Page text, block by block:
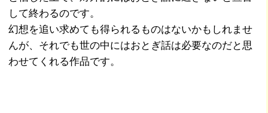
して終わるのです。
幻想を追い求めても得られるものはないかもしれませ
んが、それでも世の中にはおとぎ話は必要なのだと思
わせてくれる作品です。